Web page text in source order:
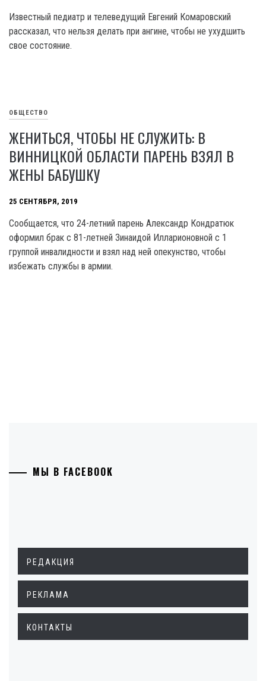
Известный педиатр и телеведущий Евгений Комаровский
рассказал, что нельзя делать при ангине, чтобы не ухудшить
свое состояние.
ОБЩЕСТВО
ЖЕНИТЬСЯ, ЧТОБЫ НЕ СЛУЖИТЬ: В
ВИННИЦКОЙ ОБЛАСТИ ПАРЕНЬ ВЗЯЛ В
ЖЕНЫ БАБУШКУ
25 СЕНТЯБРЯ, 2019
Сообщается, что 24-летний парень Александр Кондратюк
оформил брак с 81-летней Зинаидой Илларионовной с 1
группой инвалидности и взял над ней опекунство, чтобы
избежать службы в армии.
МЫ В FACEBOOK
РЕДАКЦИЯ
РЕКЛАМА
КОНТАКТЫ